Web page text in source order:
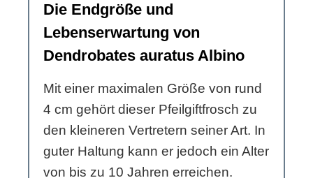
Die Endgröße und
Lebenserwartung von
Dendrobates auratus Albino
Mit einer maximalen Größe von rund
4 cm gehört dieser Pfeilgiftfrosch zu
den kleineren Vertretern seiner Art. In
guter Haltung kann er jedoch ein Alter
von bis zu 10 Jahren erreichen.